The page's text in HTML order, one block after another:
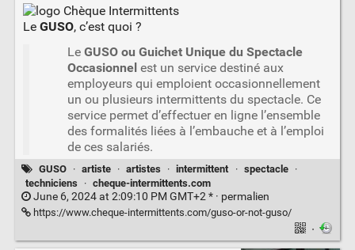
Le GUSO, c’est quoi ?
Le GUSO ou Guichet Unique du Spectacle
Occasionnelest un service destiné aux
employeurs qui emploient occasionnellement
un ou plusieurs intermittents du spectacle. Ce
service permet d’effectuer en ligne l’ensemble
des formalités liées à l’embauche et à l’emploi
de ces salariés.
GUSO · artiste · artistes · intermittent · spectacle
·
techniciens
· cheque-intermittents.com
June 6, 2024 at 2:09:10 PM GMT+2 * · permalien
https://www.cheque-intermittents.com/guso-or-not-guso/
·